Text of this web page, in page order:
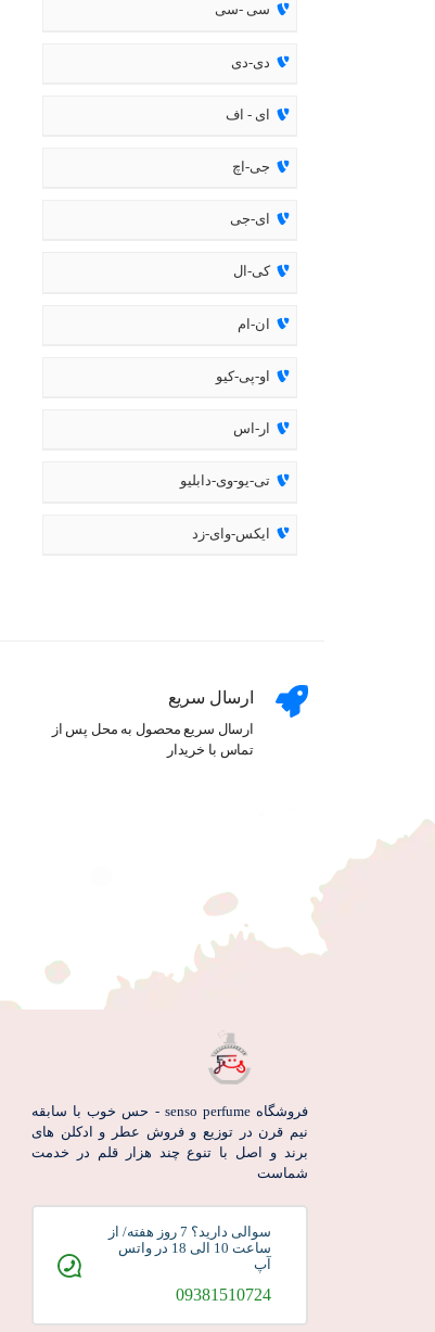
سی -سی
دی-دی
ای - اف
جی-اچ
ای-جی
کی-ال
ان-ام
او-پی-کیو
ار-اس
تی-یو-وی-دابلیو
ایکس-وای-زد
ارسال سریع
ارسال سریع محصول به محل پس از
تماس با خریدار
فروشگاه senso perfume - حس خوب با سابقه
نیم قرن در توزیع و فروش عطر و ادکلن های
برند و اصل با تنوع چند هزار قلم در خدمت
شماست
سوالی دارید؟ 7 روز هفته/ از
ساعت 10 الی 18 در واتس
آپ
09381510724